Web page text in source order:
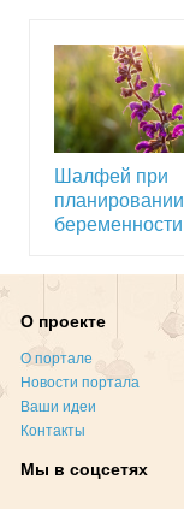
Шалфей при
планировании
беременности
О проекте
О портале
Новости портала
Ваши идеи
Контакты
Мы в соцсетях